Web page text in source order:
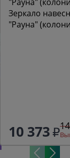
Зеркало
"Рауна"
10 373